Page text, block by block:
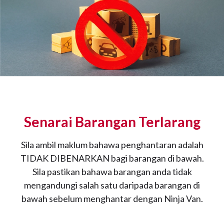
Senarai Barangan Terlarang
Sila ambil maklum bahawa penghantaran adalah
TIDAK DIBENARKAN bagi barangan di bawah.
Sila pastikan bahawa barangan anda tidak
mengandungi salah satu daripada barangan di
bawah sebelum menghantar dengan Ninja Van.